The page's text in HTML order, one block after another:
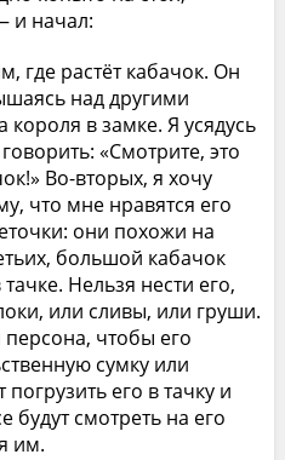
и начал:
где растёт кабачок. Он
над другими
в замке. Я усядусь
«Смотрите, это
Во-вторых, я хочу
что мне нравятся его
они похожи на
большой кабачок
Нельзя нести его,
или сливы, или груши.
чтобы его
сумку или
его в тачку и
будут смотреть на его
им.